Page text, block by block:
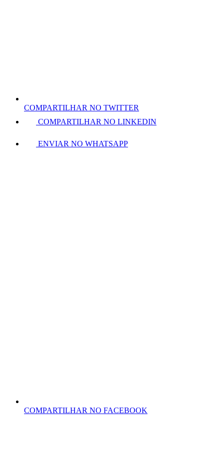
COMPARTILHAR NO TWITTER
COMPARTILHAR NO LINKEDIN
ENVIAR NO WHATSAPP
COMPARTILHAR NO FACEBOOK